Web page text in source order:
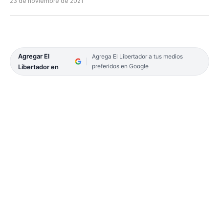
Agregar El
Libertador en
Agrega El Libertador a tus medios
preferidos en Google